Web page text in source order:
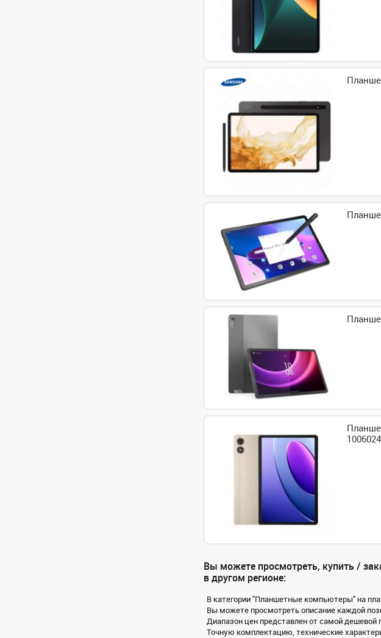
Вы можете просмотреть, купить /
в другом регионе:
В категории "Планшетные компьютеры" на
Вы можете просмотреть описание каждой
Диапазон цен представлен от самой дешевой
Точную комплектацию, технические